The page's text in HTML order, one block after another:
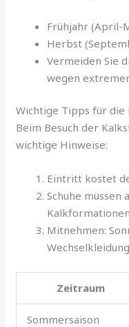
Frühjahr (April-
Herbst
Vermeiden Sie
wegen
Wichtige Tipps für die
Beim Besuch der
wichtige Hinweise:
Eintritt kostet
Schuhe müssen
Mitnehmen:
Wechselkleidung
Zeitraum
Sommersaison